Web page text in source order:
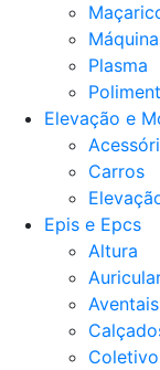
Plasma
Elevação e
Carros
Epis e Epcs
Altura
Aventais
Coletivo